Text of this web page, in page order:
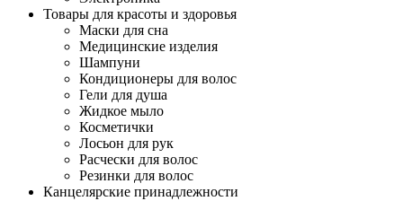
Товары для красоты и здоровья
Маски для сна
Медицинские изделия
Шампуни
Кондиционеры для волос
Гели для душа
Жидкое мыло
Косметички
Лосьон для рук
Расчески для волос
Резинки для волос
Канцелярские принадлежности